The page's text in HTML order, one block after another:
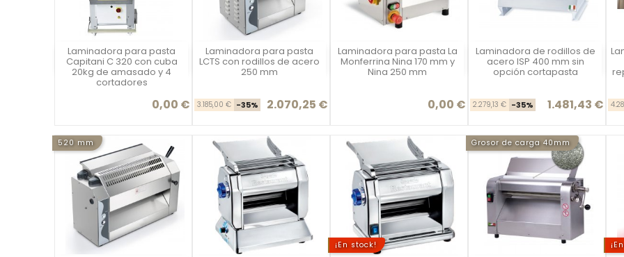
Laminadora para pasta
Capitani C 320 con cuba
20kg de amasado y 4
cortadores
Precio0,00 €

Vista rápida Laminadora para pasta
LCTS con rodillos de acero
250 mm
Precio base
3.185,00 € -35% Precio
2.070,25 €

Vista rápida Laminadora para pasta La
Monferrina Nina 170 mm y
Nina 250 mm
Precio0,00 €

Vista rápida Laminadora de rodillos de
acero ISP 400 mm sin
opción cortapasta
Precio base
2.279,13 € -35% Precio
1.481,43 €

Vista rápida
520 mm
¡En stock!
Grosor de carga 40mm